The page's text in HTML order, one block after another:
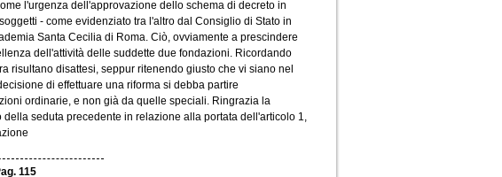
l'urgenza dell'approvazione dello schema di decreto in
- come evidenziato tra l'altro dal Consiglio di Stato in
Santa Cecilia di Roma. Ciò, ovviamente a prescindere
dell'attività delle suddette due fondazioni. Ricordando
risultano disattesi, seppur ritenendo giusto che vi siano nel
di effettuare una riforma si debba partire
ordinarie, e non già da quelle speciali. Ringrazia la
seduta precedente in relazione alla portata dell'articolo 1,
115